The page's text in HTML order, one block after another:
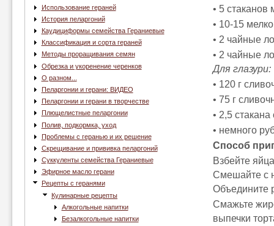
Использование гераней
История пеларгоний
Каудициформы семейства Гераниевые
Классификация и сорта гераней
Методы проращивания семян
Обрезка и укоренение черенков
О разном...
Пеларгонии и герани: ВИДЕО
Пеларгонии и герани в творчестве
Плющелистные пеларгонии
Полив, подкормка, уход
Проблемы с геранью и их решение
Скрещивание и прививка пеларгоний
Суккуленты семейства Гераниевые
Эфирное масло герани
Рецепты с геранями
Кулинарные рецепты
Алкогольные напитки
Безалкогольные напитки
• 5 стаканов
• 10-15
• 2 чайные
• 2 чайные
Для глазури:
• 120 г
• 75 г
• 2,5
• немного
Способ
Взбейте
Смешайте с
Объедините
Смажьте
выпечки